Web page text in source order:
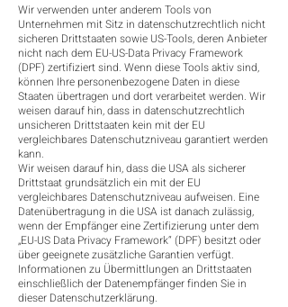
Wir verwenden unter anderem Tools von
Unternehmen mit Sitz in datenschutzrechtlich nicht
sicheren Drittstaaten sowie US-Tools, deren Anbieter
nicht nach dem EU-US-Data Privacy Framework
(DPF) zertifiziert sind. Wenn diese Tools aktiv sind,
können Ihre personenbezogene Daten in diese
Staaten übertragen und dort verarbeitet werden. Wir
weisen darauf hin, dass in datenschutzrechtlich
unsicheren Drittstaaten kein mit der EU
vergleichbares Datenschutzniveau garantiert werden
kann.
Wir weisen darauf hin, dass die USA als sicherer
Drittstaat grundsätzlich ein mit der EU
vergleichbares Datenschutzniveau aufweisen. Eine
Datenübertragung in die USA ist danach zulässig,
wenn der Empfänger eine Zertifizierung unter dem
„EU-US Data Privacy Framework“ (DPF) besitzt oder
über geeignete zusätzliche Garantien verfügt.
Informationen zu Übermittlungen an Drittstaaten
einschließlich der Datenempfänger finden Sie in
dieser Datenschutzerklärung.